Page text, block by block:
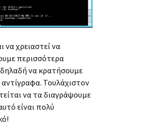
να χρειαστεί να
περισσότερα
να κρατήσουμε
αντίγραφα. Τουλάχιστον
να τα διαγράψουμε
είναι πολύ